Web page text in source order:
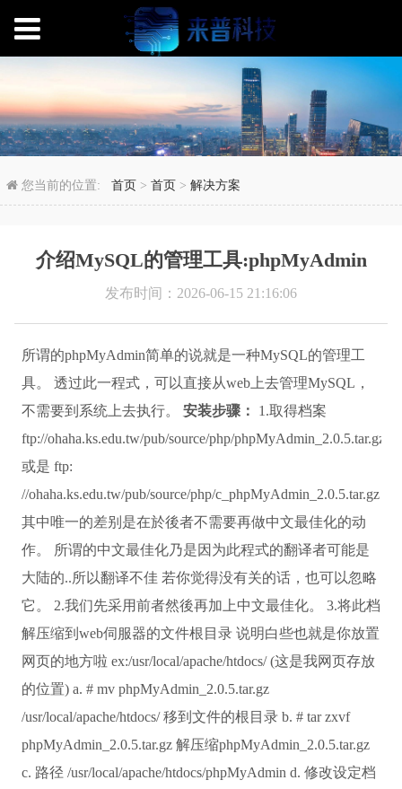
介绍MySQL的管理工
您当前的位置:首页 >首页 >解决方案
介绍MySQL的管理工具:phpMyAdmin
发布时间：2026-06-15 21:16:06
所谓的phpMyAdmin简单的说就是一种MySQL的管理工
具。 透过此一程式，可以直接从web上去管理MySQL，
不需要到系统上去执行。 安装步骤：
1.取得档案
ftp://ohaha.ks.edu.tw/pub/source/php/phpMyAdmin_2.0.5.tar.gz
或是 ftp:
//ohaha.ks.edu.tw/pub/source/php/c_phpMyAdmin_2.0.5.tar.gz
其中唯一的差别是在於後者不需要再做中文最佳化的动
作。 所谓的中文最佳化乃是因为此程式的翻译者可能是
大陆的..所以翻译不佳 若你觉得没有关的话，也可以忽略
它。 2.我们先采用前者然後再加上中文最佳化。 3.将此档
解压缩到web伺服器的文件根目录 说明白些也就是你放置
网页的地方啦 ex:/usr/local/apache/htdocs/ (这是我网页存放
的位置) a. # mv phpMyAdmin_2.0.5.tar.gz
/usr/local/apache/htdocs/ 移到文件的根目录 b. # tar zxvf
phpMyAdmin_2.0.5.tar.gz 解压缩phpMyAdmin_2.0.5.tar.gz
c. 路径 /usr/local/apache/htdocs/phpMyAdmin d. 修改设定档